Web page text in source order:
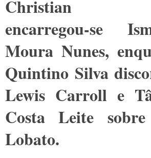
Christian
encarregou-se
Moura Nunes,
Quintino Silva
Lewis Carroll e
Costa Leite
Lobato.